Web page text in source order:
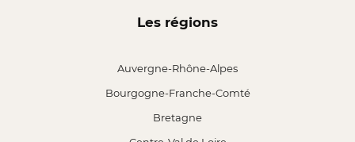
Les régions
Auvergne-Rhône-Alpes
Bourgogne-Franche-Comté
Bretagne